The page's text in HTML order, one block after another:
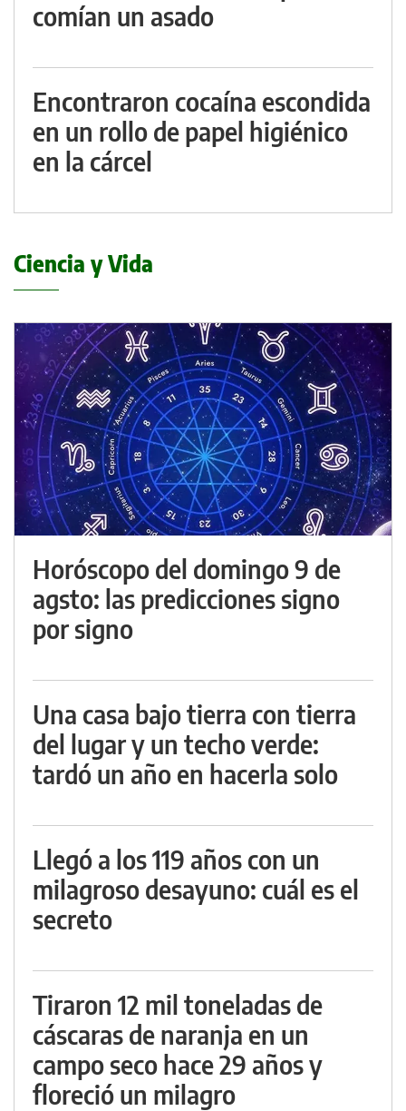
comían un asado
Encontraron cocaína escondida
en un rollo de papel higiénico
en la cárcel
Ciencia y Vida
Horóscopo del domingo 9 de
agsto: las predicciones signo
por signo
Una casa bajo tierra con tierra
del lugar y un techo verde:
tardó un año en hacerla solo
Llegó a los 119 años con un
milagroso desayuno: cuál es el
secreto
Tiraron 12 mil toneladas de
cáscaras de naranja en un
campo seco hace 29 años y
floreció un milagro